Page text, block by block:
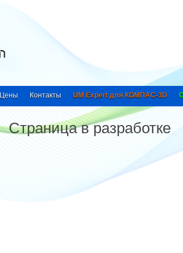
Цены Контакты UM Expert для КОМПАС-3D
Страница в разработке